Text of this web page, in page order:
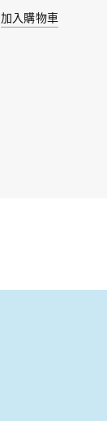
加入購物車